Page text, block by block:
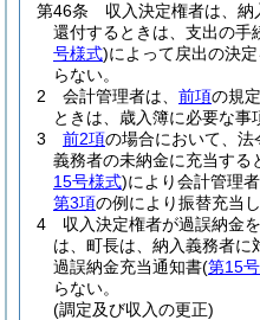
第46条
収入決定権者は、
還付するときは、支出の手
号様式)によって戻出の決
らない。
2
会計管理者は、 前項の規
ときは、歳入簿に必要な事
3
前2項の場合において、法
義務者の未納金に充当する
15号様式)により会計管理
第3項の例により振替充当
4
収入決定権者が過誤納金
は、町長は、納入義務者に
過誤納金充当通知書(第15
らない。
(調定及び収入の更正)